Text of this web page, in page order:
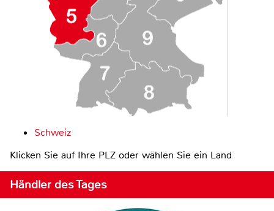
Schweiz
Klicken Sie auf Ihre PLZ oder wählen Sie ein Land
Händler des Tages